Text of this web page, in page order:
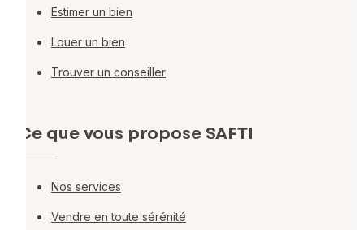
Estimer un bien
Louer un bien
Trouver un conseiller
Ce que vous propose SAFTI
Nos services
Vendre en toute sérénité